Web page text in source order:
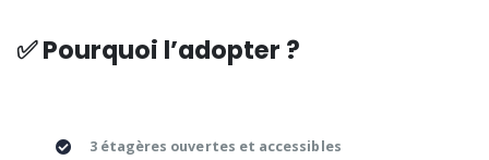
✅ Pourquoi l’adopter ?
3 étagères ouvertes et accessibles